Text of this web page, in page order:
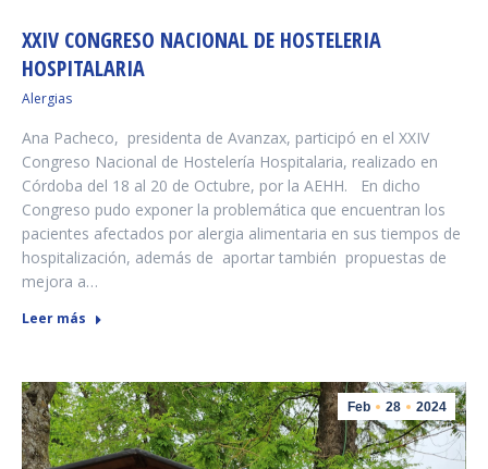
XXIV CONGRESO NACIONAL DE HOSTELERIA
HOSPITALARIA
Alergias
Ana Pacheco, presidenta de Avanzax, participó en el XXIV
Congreso Nacional de Hostelería Hospitalaria, realizado en
Córdoba del 18 al 20 de Octubre, por la AEHH. En dicho
Congreso pudo exponer la problemática que encuentran los
pacientes afectados por alergia alimentaria en sus tiempos de
hospitalización, además de aportar también propuestas de
mejora a…
Leer más
Feb 28 2024